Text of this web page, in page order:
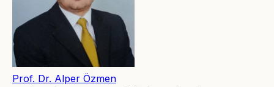
Prof. Dr. Alper Özmen